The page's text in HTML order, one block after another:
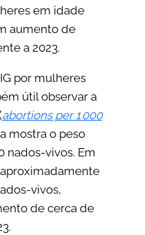
em idade
aumento de
a 2023.
por mulheres
útil observar a
abortions per 1 000
mostra o peso
nados-vivos. Em
vivos,
de cerca de